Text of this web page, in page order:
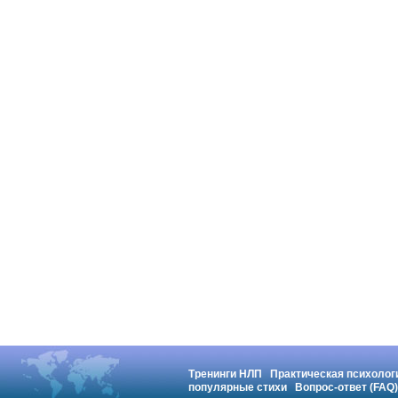
Тренинги НЛП
Практическая
популярные стихи
Вопрос-ответ (FAQ)